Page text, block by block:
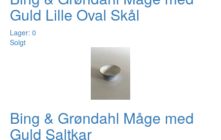
Guld Lille Oval Skål
Lager: 0
Solgt
Bing & Grøndahl Måge med
Guld Saltkar